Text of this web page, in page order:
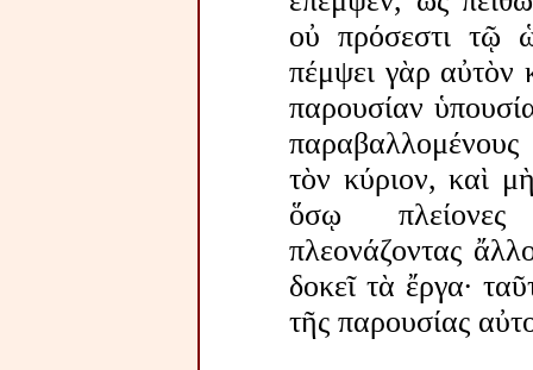
οὐ πρόσεστι τῷ
πέμψει γὰρ αὐτὸν
παρουσίαν
τὸν κύριον, καὶ
ὅσῳ πλείονες
πλεονάζοντας
δοκεῖ τὰ ἔργα·
τῆς παρουσίας